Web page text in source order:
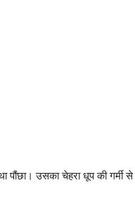
उसका चेहरा धूप की गर्मी से